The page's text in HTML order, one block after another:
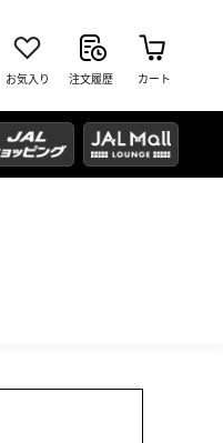
お気入り 注文履歴 カート